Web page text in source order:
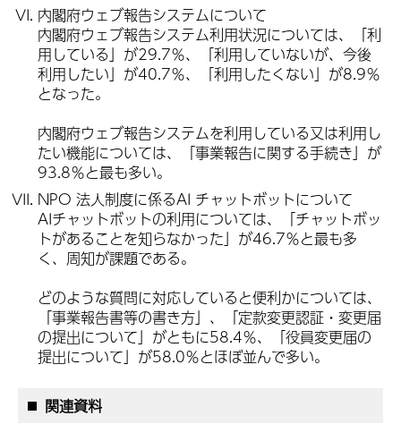
内閣府ウェブ報告システムについて
内閣府ウェブ報告システム利用状況については、「利
用している」が29.7％、「利用していないが、今後
利用したい」が40.7％、「利用したくない」が8.9％
となった。
内閣府ウェブ報告システムを利用している又は利用し
たい機能については、「事業報告に関する手続き」が
93.8％と最も多い。
NPO 法人制度に係るAI チャットボットについて
AIチャットボットの利用については、「チャットボッ
トがあることを知らなかった」が46.7％と最も多
く、周知が課題である。
どのような質問に対応していると便利かについては、
「事業報告書等の書き方」、「定款変更認証・変更届
の提出について」がともに58.4％、「役員変更届の
提出について」が58.0％とほぼ並んで多い。
関連資料